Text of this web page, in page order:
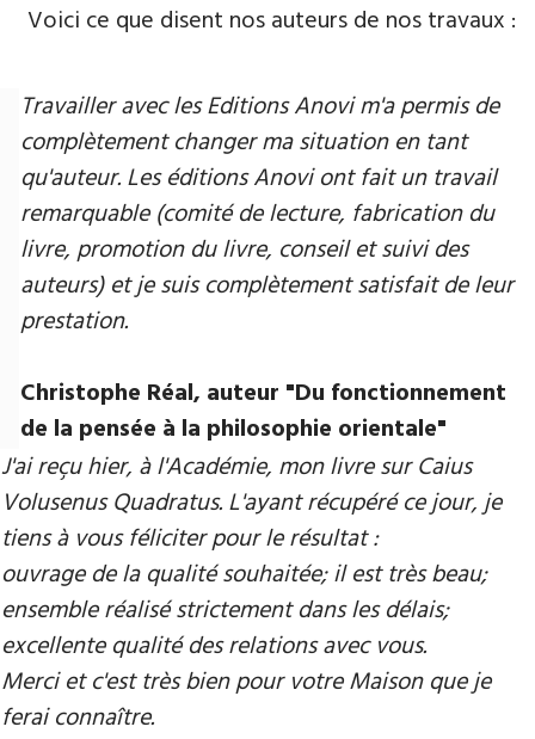
Voici ce que disent nos auteurs de nos travaux :
Travailler avec les Editions Anovi m'a permis de
complètement changer ma situation en tant
qu'auteur. Les éditions Anovi ont fait un travail
remarquable (comité de lecture, fabrication du
livre, promotion du livre, conseil et suivi des
auteurs) et je suis complètement satisfait de leur
prestation.
Christophe Réal, auteur "Du fonctionnement
de la pensée à la philosophie orientale"
J'ai reçu hier, à l'Académie, mon livre sur Caius
Volusenus Quadratus. L'ayant récupéré ce jour, je
tiens à vous féliciter pour le résultat :
ouvrage de la qualité souhaitée; il est très beau;
ensemble réalisé strictement dans les délais;
excellente qualité des relations avec vous.
Merci et c'est très bien pour votre Maison que je
ferai connaître.